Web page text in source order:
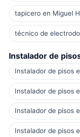
tapicero en Miguel
técnico de
Instalador de
Instalador de pisos
Instalador de pisos
Instalador de pisos
Instalador de pisos